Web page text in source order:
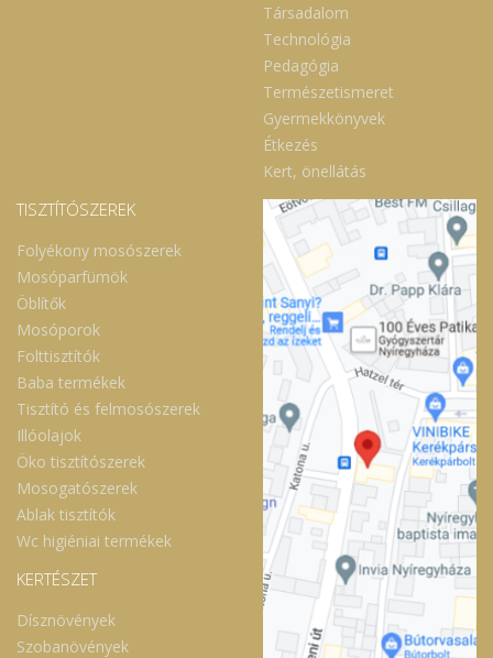
Társadalom
Technológia
Pedagógia
Természetismeret
Gyermekkönyvek
Étkezés
Kert, önellátás
TISZTÍTÓSZEREK
Folyékony mosószerek
Mosóparfümök
Öblítők
Mosóporok
Folttisztítók
Baba termékek
Tisztító és felmosószerek
Illóolajok
Öko tisztítószerek
Mosogatószerek
Ablak tisztítók
Wc higiéniai termékek
KERTÉSZET
Dísznövények
Szobanövények